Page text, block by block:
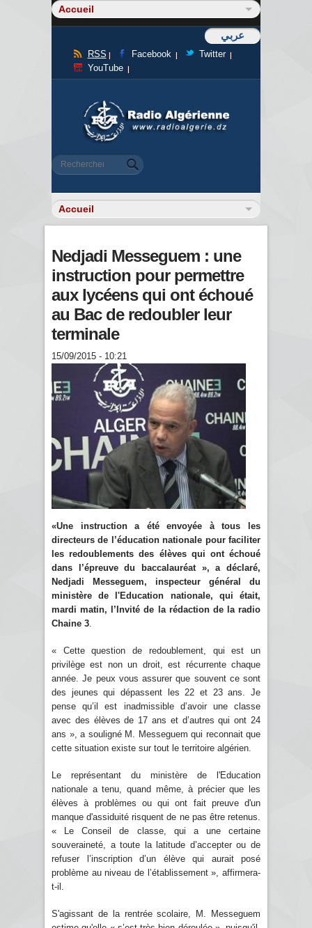
عربي
RSS Facebook
Twitter
YouTube
Formulaire de recherche
Rechercher
Nedjadi Messeguem : une
instruction pour permettre
aux lycéens qui ont échoué
au Bac de redoubler leur
terminale
15/09/2015 - 10:21
«Une instruction a été envoyée à tous les
directeurs de l’éducation nationale pour faciliter
les redoublements des élèves qui ont échoué
dans l’épreuve du baccalauréat », a déclaré,
Nedjadi Messeguem, inspecteur général du
ministère de l'Education nationale, qui était,
mardi matin, l’Invité de la rédaction de la radio
Chaine 3
« Cette question de redoublement, qui est un
privilège est non un droit, est récurrente chaque
année. Je peux vous assurer que souvent ce sont
des jeunes qui dépassent les 22 et 23 ans. Je
pense qu’il est inadmissible d’avoir une classe
avec des élèves de 17 ans et d’autres qui ont 24
ans », a souligné M. Messeguem qui reconnait que
cette situation existe sur tout le territoire algérien.
Le représentant du ministère de l'Education
nationale a tenu, quand même, à précier que les
élèves à problèmes ou qui ont fait preuve d'un
manque d'assiduité risquent de ne pas être retenus.
« Le Conseil de classe, qui a une certaine
souveraineté, a toute la latitude d’accepter ou de
refuser l’inscription d’un élève qui aurait posé
problème au niveau de l’établissement », affirmera-
t-il.
S'agissant de la rentrée scolaire, M. Messeguem